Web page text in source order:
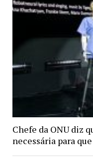
Chefe da ONU diz
necessária para